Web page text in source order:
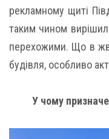
рекламному щиті
таким чином
перехожими. Що в
будівля, особливо
У чому